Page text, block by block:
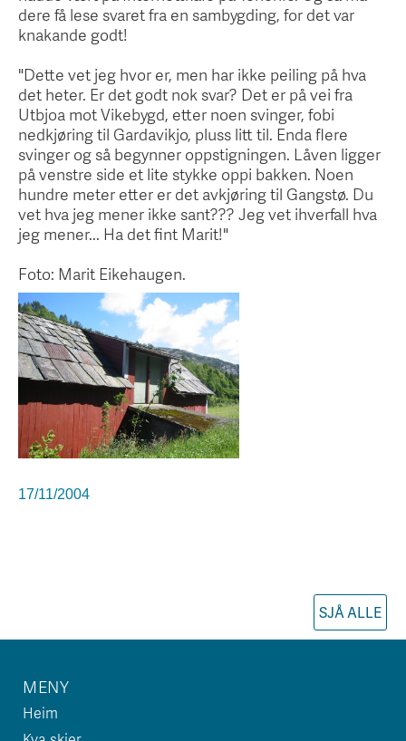
dere få lese svaret fra en sambygding, for det var
knakande godt!
"Dette vet jeg hvor er, men har ikke peiling på hva
det heter. Er det godt nok svar? Det er på vei fra
Utbjoa mot Vikebygd, etter noen svinger, fobi
nedkjøring til Gardavikjo, pluss litt til. Enda flere
svinger og så begynner oppstigningen. Låven ligger
på venstre side et lite stykke oppi bakken. Noen
hundre meter etter er det avkjøring til Gangstø. Du
vet hva jeg mener ikke sant??? Jeg vet ihverfall hva
jeg mener... Ha det fint Marit!"
Foto: Marit Eikehaugen.
17/11/2004
SJÅ ALLE
MENY
Heim